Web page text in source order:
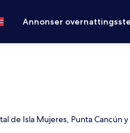
Annonser
Isla Mujeres, Punta Cancún y